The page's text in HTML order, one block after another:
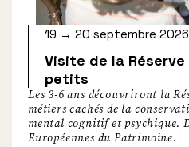
Visite de la
petits
19 → 20 septembre 2026
Les 3-6 ans découvriront la
métiers cachés de la
mental cognitif et psychique.
Européennes du Patrimoine.